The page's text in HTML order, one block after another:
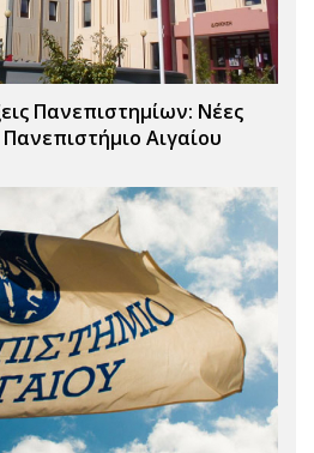
Πανεπιστημίων: Νέες
Πανεπιστήμιο Αιγαίου